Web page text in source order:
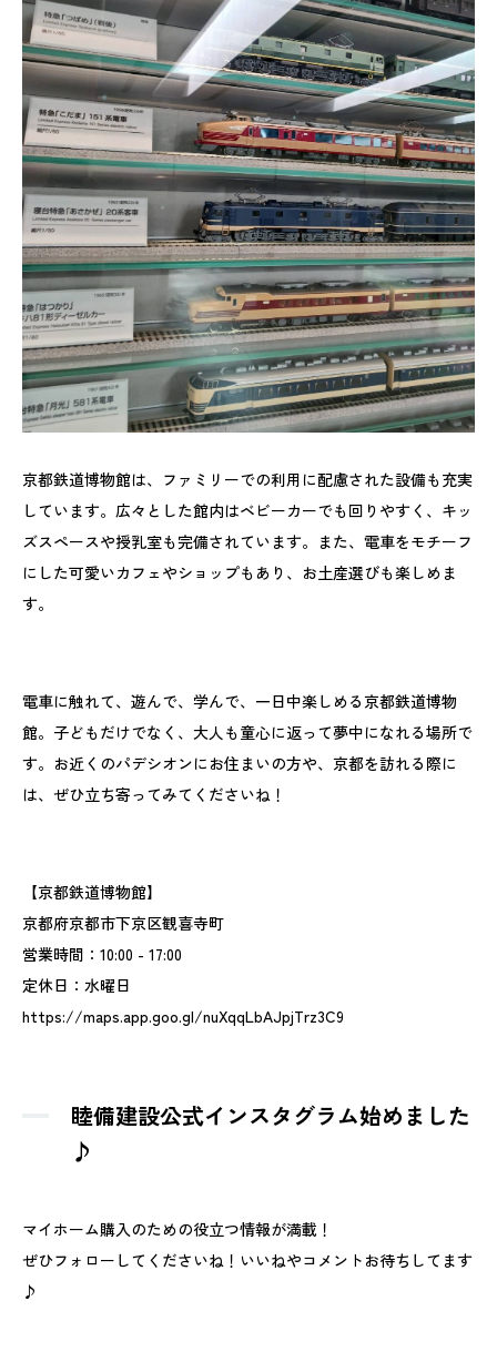
京都鉄道博物館は、ファミリーでの利用に配慮された設備も充実
しています。広々とした館内はベビーカーでも回りやすく、キッ
ズスペースや授乳室も完備されています。また、電車をモチーフ
にした可愛いカフェやショップもあり、お土産選びも楽しめま
す。
電車に触れて、遊んで、学んで、一日中楽しめる京都鉄道博物
館。子どもだけでなく、大人も童心に返って夢中になれる場所で
す。お近くのパデシオンにお住まいの方や、京都を訪れる際に
は、ぜひ立ち寄ってみてくださいね！
【京都鉄道博物館】
京都府京都市下京区観喜寺町
営業時間：10:00 - 17:00
定休日：水曜日
https://maps.app.goo.gl/nuXqqLbAJpjTrz3C9
睦備建設公式インスタグラム始めました
♪
マイホーム購入のための役立つ情報が満載！
ぜひフォローしてくださいね！いいねやコメントお待ちしてます
♪